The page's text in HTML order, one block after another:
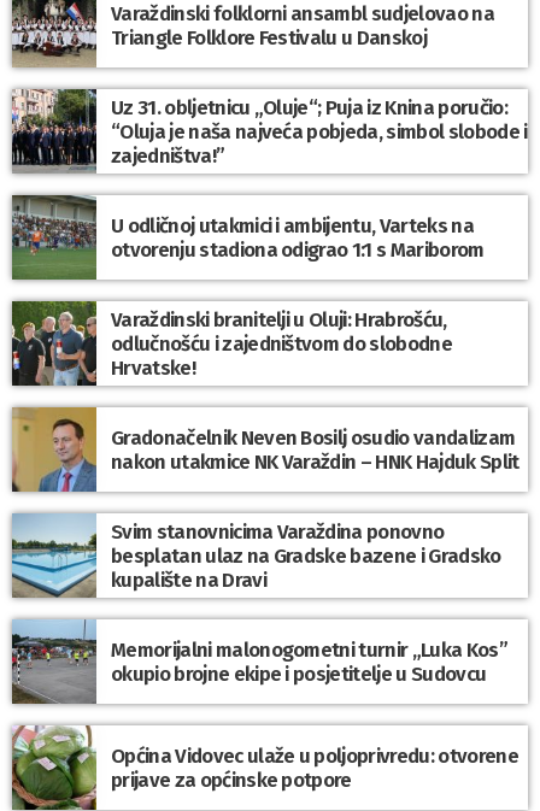
Varaždinski folklorni ansambl sudjelovao na
Triangle Folklore Festivalu u Danskoj
Uz 31. obljetnicu „Oluje“; Puja iz Knina poručio:
“Oluja je naša najveća pobjeda, simbol slobode i
zajedništva!”
U odličnoj utakmici i ambijentu, Varteks na
otvorenju stadiona odigrao 1:1 s Mariborom
Varaždinski branitelji u Oluji: Hrabrošću,
odlučnošću i zajedništvom do slobodne
Hrvatske!
Gradonačelnik Neven Bosilj osudio vandalizam
nakon utakmice NK Varaždin – HNK Hajduk Split
Svim stanovnicima Varaždina ponovno
besplatan ulaz na Gradske bazene i Gradsko
kupalište na Dravi
Memorijalni malonogometni turnir „Luka Kos”
okupio brojne ekipe i posjetitelje u Sudovcu
Općina Vidovec ulaže u poljoprivredu: otvorene
prijave za općinske potpore